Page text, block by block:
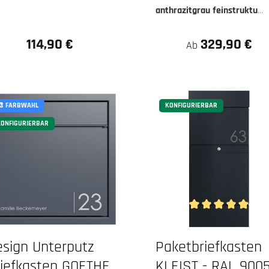
Regulärer Preis:
114,90 €
anthrazitgrau feinstruktur
Ab 329,90 €
5 Sternen
FARBWAHL
Unterputz
KONFIGURIERBAR
Durchschnittliche
Paketbriefkasten